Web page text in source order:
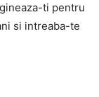
ti pentru
si intreaba-te